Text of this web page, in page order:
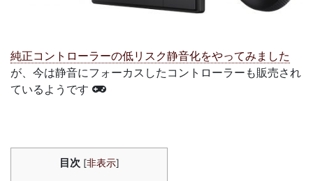
純正コントローラーの低リスク静音化をやってみました
が、今は静音にフォーカスしたコントローラーも販売され
ているようです
目次 [非表示]